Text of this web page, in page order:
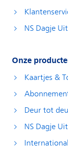
NS Dagje
Onze
Kaartjes &
Deur tot
NS Dagje Uit